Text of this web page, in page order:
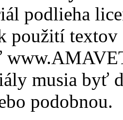
podlieha
použití textov
musia byť
podobnou.